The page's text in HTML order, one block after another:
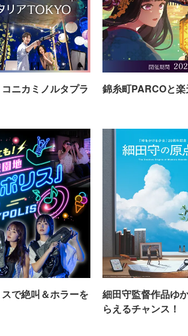
ニカミノルタプラ
錦糸町PARCOと
で絶叫＆ホラーを
細田守監督作品ゆ
らえるチャンス！